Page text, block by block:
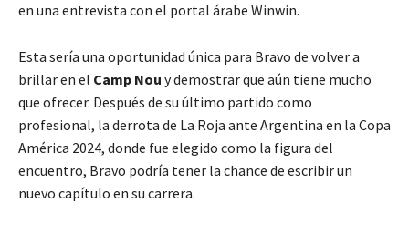
en una entrevista con el portal árabe Winwin.
Esta sería una oportunidad única para Bravo de volver a
brillar en el Camp Nou y demostrar que aún tiene mucho
que ofrecer. Después de su último partido como
profesional, la derrota de La Roja ante Argentina en la Copa
América 2024, donde fue elegido como la figura del
encuentro, Bravo podría tener la chance de escribir un
nuevo capítulo en su carrera.